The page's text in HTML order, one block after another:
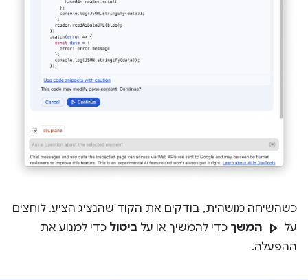
כשהשיחה מושהית, בודקים את הקוד שהנציג הציע. לוחצים
על play_arrow המשך כדי להמשיך או על ביטול כדי למנוע את
ההפעלה.